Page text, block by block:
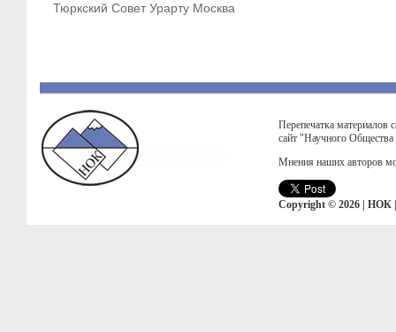
Тюркский Совет Урарту Москва
Перепечатка материалов
сайт "Научного
Мнения наших авторов
Copyright © 2026 | НОК